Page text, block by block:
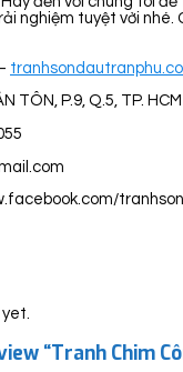
nghiệm tuyệt vời nhé.
TÔN, P.9, Q.5, TP. HCM
“Tranh Chim